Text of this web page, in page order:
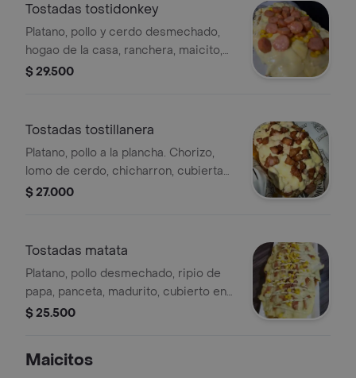
Tostadas tostidonkey
Platano, pollo y cerdo desmechado,
hogao de la casa, ranchera, maicito,
cubierto en queso, salsa piña, tartara
$ 29.500
Tostadas tostillanera
Platano, pollo a la plancha. Chorizo,
lomo de cerdo, chicharron, cubierta
en queso, salsa piña, tartara y verde.
$ 27.000
Tostadas matata
Platano, pollo desmechado, ripio de
papa, panceta, madurito, cubierto en
queso, salsa piña, tartara y verde.
$ 25.500
Maicitos